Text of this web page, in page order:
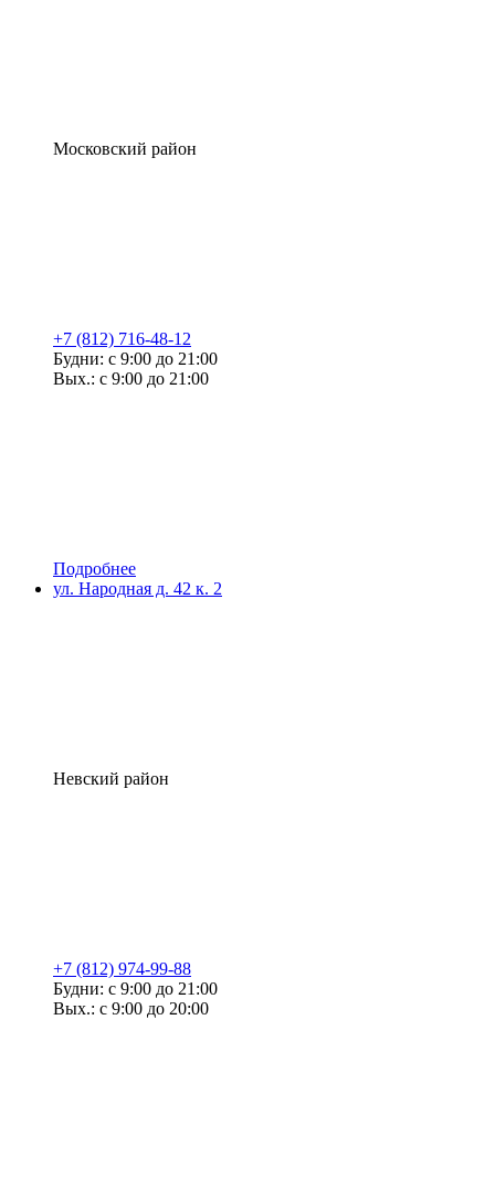
Московский район
+7 (812) 716-48-12
Будни: с 9:00 до 21:00
Вых.: с 9:00 до 21:00
Подробнее
ул. Народная д. 42 к. 2
Невский район
+7 (812) 974-99-88
Будни: с 9:00 до 21:00
Вых.: с 9:00 до 20:00